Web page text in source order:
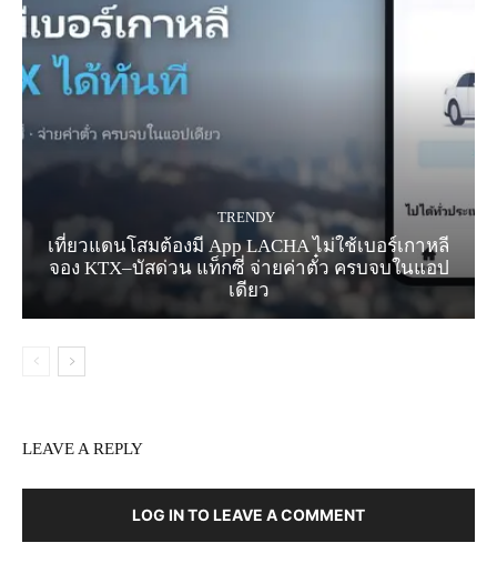
TRENDY
เที่ยวแดนโสมต้องมี App LACHA ไม่ใช้เบอร์เกาหลี
จอง KTX–บัสด่วน แท็กซี่ จ่ายค่าตั๋ว ครบจบในแอป
เดียว
LEAVE A REPLY
LOG IN TO LEAVE A COMMENT